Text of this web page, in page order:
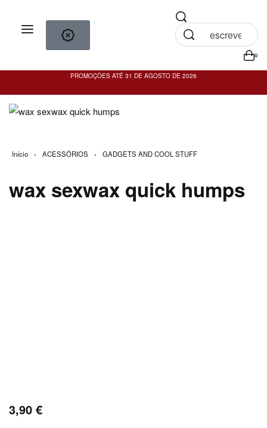
0
PROMOÇÕES ATÉ 31 DE AGOSTO DE 2026
Início › ACESSÓRIOS › GADGETS AND COOL STUFF
wax sexwax quick humps
3,90 €